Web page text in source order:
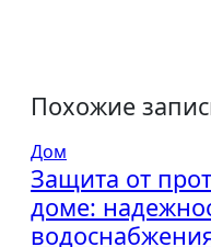
Похожие
Дом
Защита от
доме: